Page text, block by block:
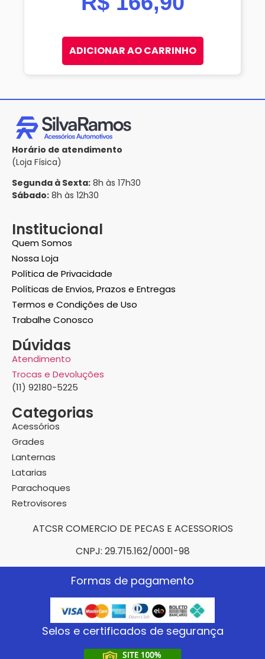
ADICIONAR AO CARRINHO
Horário de atendimento
(Loja Física)
Segunda à Sexta: 8h às 17h30
Sábado: 8h às 12h30
Institucional
Quem Somos
Nossa Loja
Política de Privacidade
Políticas de Envios, Prazos e Entregas
Termos e Condições de Uso
Trabalhe Conosco
Dúvidas
Atendimento
Trocas e Devoluções
(11) 92180-5225
Categorias
Acessórios
Grades
Lanternas
Latarias
Parachoques
Retrovisores
ATCSR COMERCIO DE PECAS E ACESSORIOS
CNPJ: 29.715.162/0001-98
Formas de pagamento
Selos e certificados de segurança